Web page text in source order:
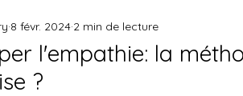
Podcast
l'empathie: la
?
8 févr. 2024 2 min de lecture